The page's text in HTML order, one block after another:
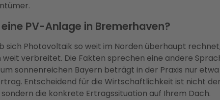
PV-Anlage in Bremerhaven?
sich Photovoltaik so weit im Norden überhaupt
verbreitet. Die Fakten sprechen eine andere
sonnenreichen Bayern beträgt in der Praxis nur etwa
Entscheidend für die Wirtschaftlichkeit ist nicht
die konkrete Ertragssituation auf Ihrem Dach.